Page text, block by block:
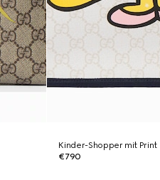
Kinder-Shopper mit Print
€790